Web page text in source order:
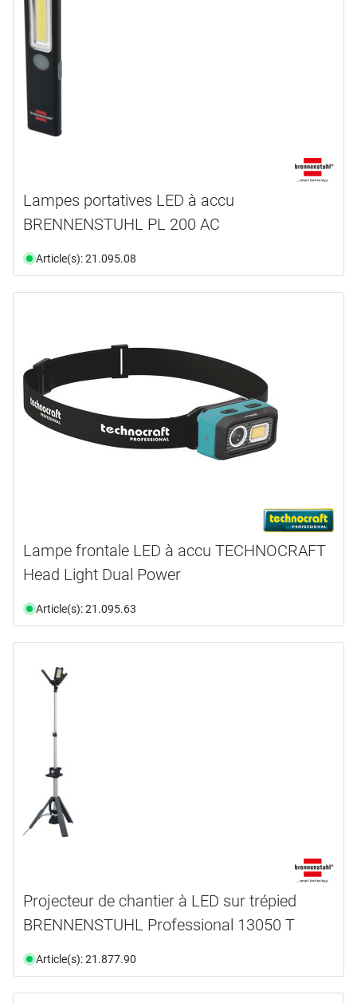
Lampes portatives LED à accu
BRENNENSTUHL PL 200 AC
Article(s): 21.095.08
Lampe frontale LED à accu TECHNOCRAFT
Head Light Dual Power
Article(s): 21.095.63
Projecteur de chantier à LED sur trépied
BRENNENSTUHL Professional 13050 T
Article(s): 21.877.90